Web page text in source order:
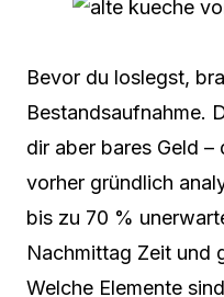
Bevor du loslegst,
Bestandsaufnahme.
dir aber bares Geld –
vorher gründlich
bis zu 70 %
Nachmittag Zeit und
Welche Elemente